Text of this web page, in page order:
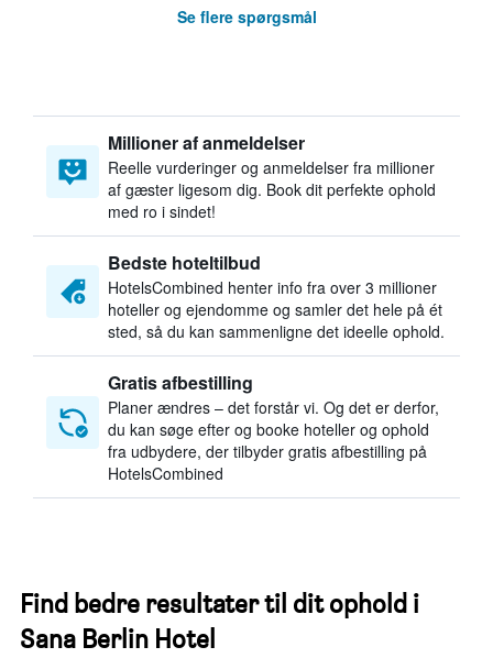
Se flere spørgsmål
Millioner af anmeldelser
Reelle vurderinger og anmeldelser fra millioner
af gæster ligesom dig. Book dit perfekte ophold
med ro i sindet!
Bedste hoteltilbud
HotelsCombined henter info fra over 3 millioner
hoteller og ejendomme og samler det hele på ét
sted, så du kan sammenligne det ideelle ophold.
Gratis afbestilling
Planer ændres – det forstår vi. Og det er derfor,
du kan søge efter og booke hoteller og ophold
fra udbydere, der tilbyder gratis afbestilling på
HotelsCombined
Find bedre resultater til dit ophold i
Sana Berlin Hotel